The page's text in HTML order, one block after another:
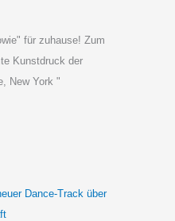
für zuhause! Zum
Kunstdruck der
New York "
Dance-Track über